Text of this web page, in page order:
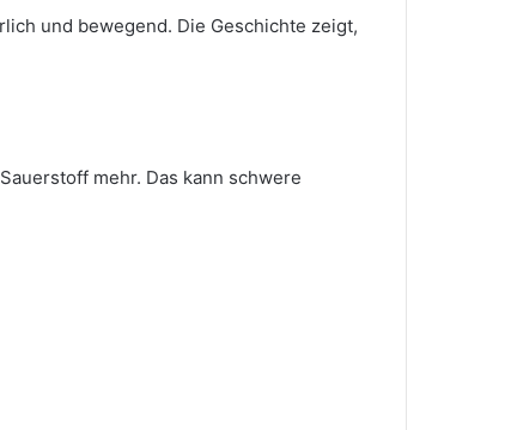
und bewegend. Die Geschichte zeigt,
mehr. Das kann schwere